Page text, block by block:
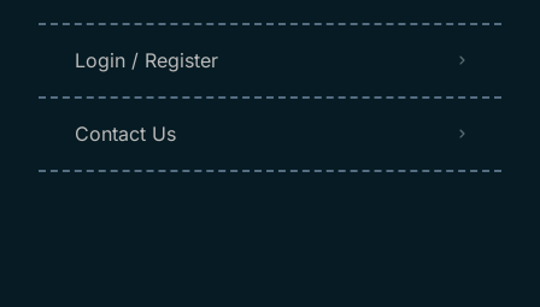
Login / Register
Contact Us